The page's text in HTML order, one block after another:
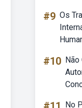
#9 Os
#10 Não
No